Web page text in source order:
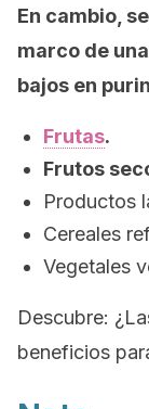
En cambio,
marco de
bajos en
Frutas.
Frutos
Productos
Cereales
Vegetales
Descubre:
beneficios